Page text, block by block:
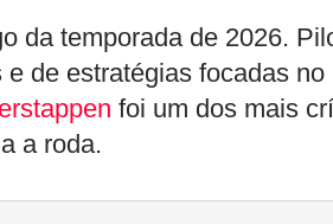
da temporada de 2026.
de estratégias focadas no
foi um dos mais
a roda.